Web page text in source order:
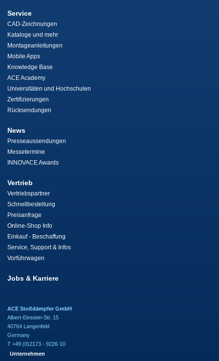
Service
CAD-Zeichnungen
Kataloge und mehr
Montageanleitungen
Mobile Apps
Knowledge Base
ACE Academy
Universitäten und Hochschulen
Zertifizierungen
Rücksendungen
News
Presseaussendungen
Messetermine
INNOVACE Awards
Vertrieb
Vertriebspartner
Schnellbestellung
Preisanfrage
Online-Shop Info
Einkauf - Beschaffung
Service, Support & Infos
Vorführwagen
Jobs & Karriere
ACE Stoßdämpfer GmbH
Albert-Einstein-Str. 15
40764 Langenfeld
Germany
T +49 (0)2173 - 9226-10
Unternehmen